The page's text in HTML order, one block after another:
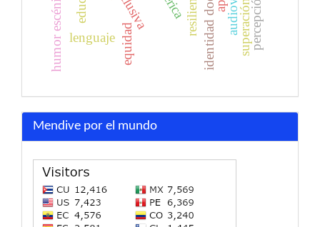
equidad identidad docente
lenguaje
humor escénico
Mendive por el mundo